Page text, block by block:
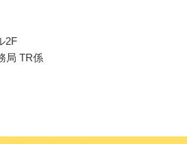
2F
局 TR係